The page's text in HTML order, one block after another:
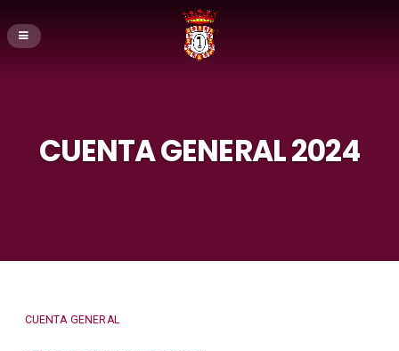
CUENTA GENERAL 2024
CUENTA GENERAL